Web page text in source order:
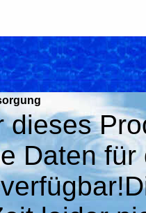
dieses
Daten